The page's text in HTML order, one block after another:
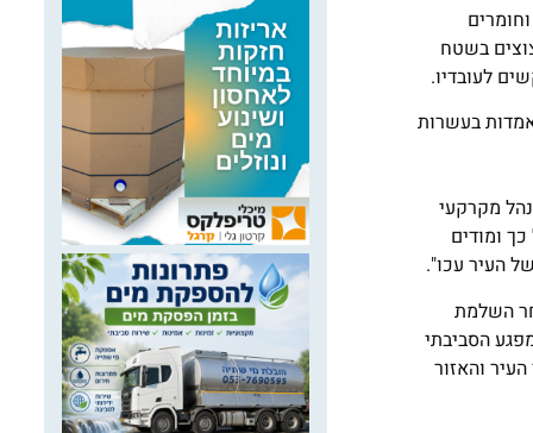
מפעל תעשיות אלקטרוכימיות (1952) בע"מ בעיר עכו פעל בין השנים 1956-2004 באזור התעשייה הדרומי בעיר עכו. המפעל שייצר PVC וחומרים
שריפות ופיצוצים בשטח
לעובדיו.
בעשרות
מקרקעי
על כך ומודים
העיר עכו".
השלמת
המפגע הסביבתי
והאזור